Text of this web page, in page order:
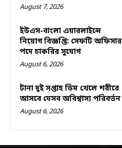
August 7, 2026
ইউএস-বাংলা এয়ারলাইন্সে
নিয়োগ বিজ্ঞপ্তি: সেফটি অফিসার
পদে চাকরির সুযোগ
August 6, 2026
টানা দুই সপ্তাহ ডিম খেলে শরীরে
আসবে যেসব অবিশ্বাস্য পরিবর্তন
August 6, 2026